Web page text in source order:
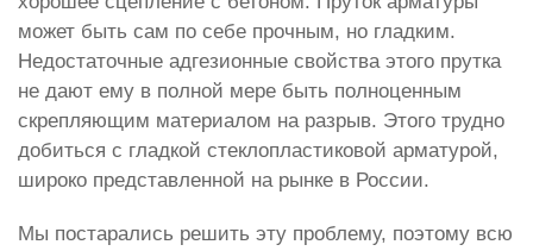
может быть сам по себе прочным, но гладким.
Недостаточные адгезионные свойства этого прутка
не дают ему в полной мере быть полноценным
скрепляющим материалом на разрыв. Этого трудно
добиться с гладкой стеклопластиковой арматурой,
широко представленной на рынке в России.
Мы постарались решить эту проблему, поэтому всю